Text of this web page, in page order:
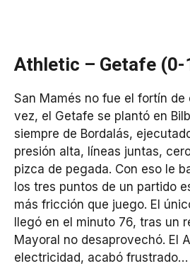
Athletic – Getafe (0-
San Mamés no fue el fortín de
vez, el Getafe se plantó en
siempre de Bordalás,
presión alta, líneas juntas,
pizca de pegada. Con eso le
los tres puntos de un partido
más fricción que juego. El
llegó en el minuto 76, tras un
Mayoral no desaprovechó. El
electricidad, acabó